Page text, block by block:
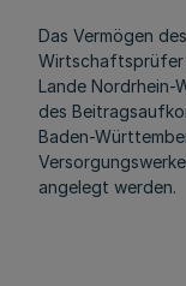
Das Vermögen
Wirtschaftsprüfer
Lande Nordrhein-
des
Baden-
angelegt werden.